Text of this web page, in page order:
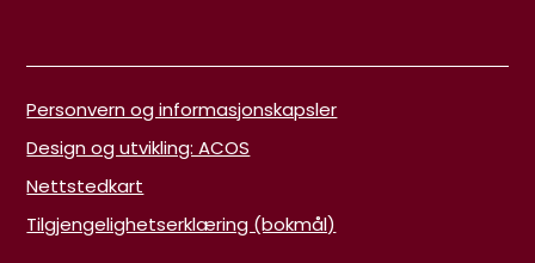
Personvern og informasjonskapsler
Design og utvikling: ACOS
Nettstedkart
Tilgjengelighetserklæring (bokmål)